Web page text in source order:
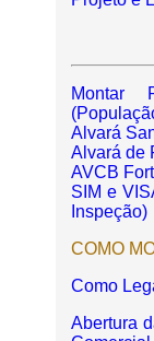
Montar
Alvará
Alvará de
AVCB
SIM e
Inspeção)
COMO
Como
Abertura